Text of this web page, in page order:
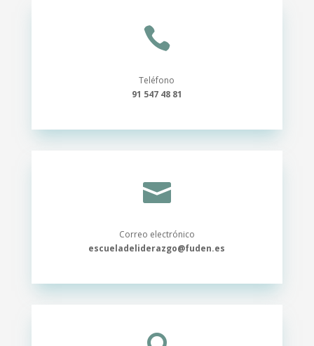

Teléfono
91 547 48 81

Correo electrónico
escueladeliderazgo@fuden.es